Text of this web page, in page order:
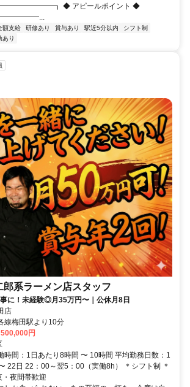
◆ アピールポイント ◆
額支給 研修あり 賞与あり 駅近5分以内
シフト制
あり
系ラーメン店スタッフ
事に！未経験◎月35万円〜｜公休月8日
店
線梅田駅より10分
円
時間：1日あたり8時間 〜 10時間 平均勤務日数：1
22日 22：00～翌5：00（実働8h） ＊シフト制 ＊
・夜間帯歓迎